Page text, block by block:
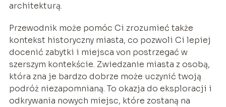
architekturą.
Przewodnik może pomóc Ci zrozumieć także
kontekst historyczny miasta, co pozwoli Ci lepiej
docenić zabytki i miejsca von postrzegać w
szerszym kontekście. Zwiedzanie miasta z osobą,
która zna je bardzo dobrze może uczynić twoją
podróż niezapomnianą. To okazja do eksploracji i
odkrywania nowych miejsc, które zostaną na